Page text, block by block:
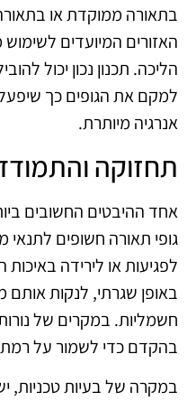
בתאורה ממוקדת או
האזורים המיועדים לשימוש
הליכה. תכנון נכון יכול
למקם את הגופים כך
אנרגיה מיותרת.
תחזוקה
אחד ההיבטים החשובים
גופי תאורה חשופים לתנאי
לפגיעות או לירידה
באופן שגרתי, לנקות אותם
חשמליות. במקרים של
בהקדם כדי לשמור על
במקרה של בעיות טכניות,